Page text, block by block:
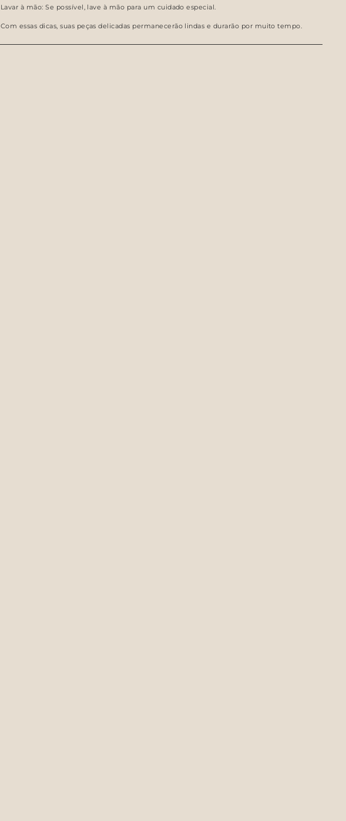
Lavar à mão: Se possível, lave à mão para um cuidado especial.
Com essas dicas, suas peças delicadas permanecerão lindas e durarão por muito tempo.